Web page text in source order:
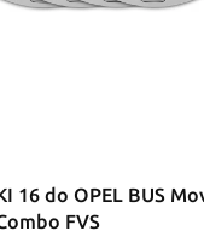
16 do OPEL BUS
FVS